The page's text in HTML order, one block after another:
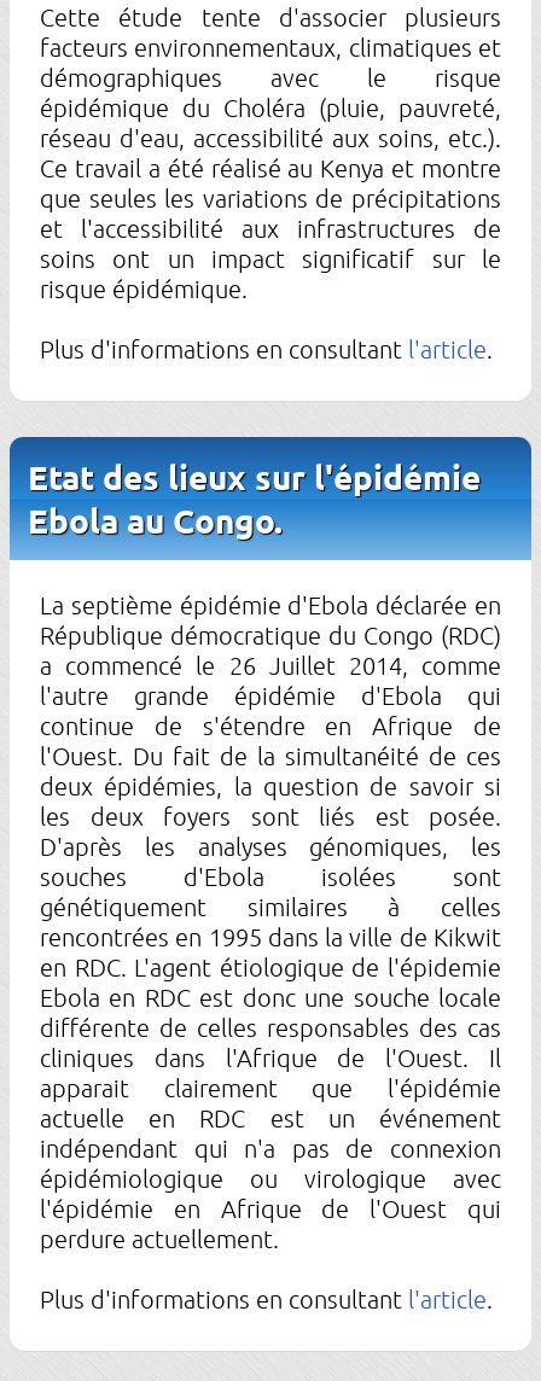
Cette étude tente d'associer plusieurs
facteurs environnementaux, climatiques et
démographiques avec le risque
épidémique du Choléra (pluie, pauvreté,
réseau d'eau, accessibilité aux soins, etc.).
Ce travail a été réalisé au Kenya et montre
que seules les variations de précipitations
et l'accessibilité aux infrastructures de
soins ont un impact significatif sur le
risque épidémique.
Plus d'informations en consultant l'article.
Etat des lieux sur l'épidémie
Ebola au Congo.
La septième épidémie d'Ebola déclarée en
République démocratique du Congo (RDC)
a commencé le 26 Juillet 2014, comme
l'autre grande épidémie d'Ebola qui
continue de s'étendre en Afrique de
l'Ouest. Du fait de la simultanéité de ces
deux épidémies, la question de savoir si
les deux foyers sont liés est posée.
D'après les analyses génomiques, les
souches d'Ebola isolées sont
génétiquement similaires à celles
rencontrées en 1995 dans la ville de Kikwit
en RDC. L'agent étiologique de l'épidemie
Ebola en RDC est donc une souche locale
différente de celles responsables des cas
cliniques dans l'Afrique de l'Ouest. Il
apparait clairement que l'épidémie
actuelle en RDC est un événement
indépendant qui n'a pas de connexion
épidémiologique ou virologique avec
l'épidémie en Afrique de l'Ouest qui
perdure actuellement.
Plus d'informations en consultant l'article.